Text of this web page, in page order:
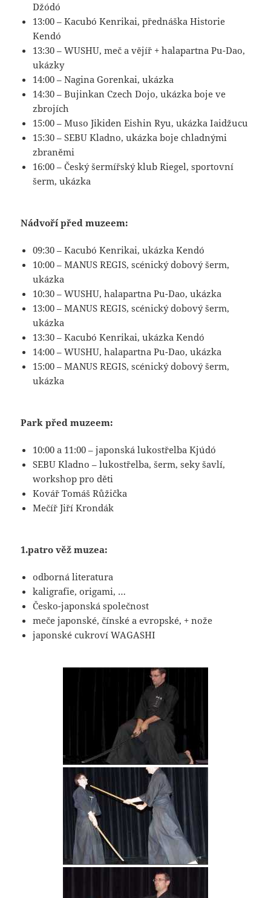
Džódó
13:00 – Kacubó Kenrikai, přednáška Historie
Kendó
13:30 – WUSHU, meč a vějíř + halapartna Pu-Dao,
ukázky
14:00 – Nagina Gorenkai, ukázka
14:30 – Bujinkan Czech Dojo, ukázka boje ve
zbrojích
15:00 – Muso Jikiden Eishin Ryu, ukázka Iaidžucu
15:30 – SEBU Kladno, ukázka boje chladnými
zbraněmi
16:00 – Český šermířský klub Riegel, sportovní
šerm, ukázka
Nádvoří před muzeem:
09:30 – Kacubó Kenrikai, ukázka Kendó
10:00 – MANUS REGIS, scénický dobový šerm,
ukázka
10:30 – WUSHU, halapartna Pu-Dao, ukázka
13:00 – MANUS REGIS, scénický dobový šerm,
ukázka
13:30 – Kacubó Kenrikai, ukázka Kendó
14:00 – WUSHU, halapartna Pu-Dao, ukázka
15:00 – MANUS REGIS, scénický dobový šerm,
ukázka
Park před muzeem:
10:00 a 11:00 – japonská lukostřelba Kjúdó
SEBU Kladno – lukostřelba, šerm, seky šavlí,
workshop pro děti
Kovář Tomáš Růžička
Mečíř Jiří Krondák
1.patro věž muzea:
odborná literatura
kaligrafie, origami, …
Česko-japonská společnost
meče japonské, čínské a evropské, + nože
japonské cukroví WAGASHI